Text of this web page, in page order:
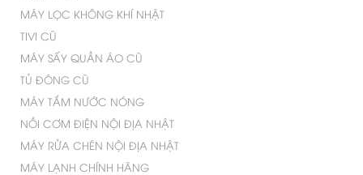
MÁY LỌC KHÔNG KHÍ NHẬT
TIVI CŨ
MÁY SẤY QUẦN ÁO CŨ
TỦ ĐÔNG CŨ
MÁY TẮM NƯỚC NÓNG
NỒI CƠM ĐIỆN NỘI ĐỊA NHẬT
MÁY RỬA CHÉN NỘI ĐỊA NHẬT
MÁY LẠNH CHÍNH HÃNG